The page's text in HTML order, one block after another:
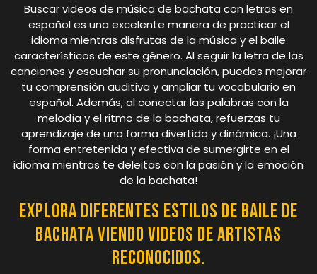
Buscar videos de música de bachata con letras en
español es una excelente manera de practicar el
idioma mientras disfrutas de la música y el baile
característicos de este género. Al seguir la letra de las
canciones y escuchar su pronunciación, puedes mejorar
tu comprensión auditiva y ampliar tu vocabulario en
español. Además, al conectar las palabras con la
melodía y el ritmo de la bachata, refuerzas tu
aprendizaje de una forma divertida y dinámica. ¡Una
forma entretenida y efectiva de sumergirte en el
idioma mientras te deleitas con la pasión y la emoción
de la bachata!
Explora diferentes estilos de baile de
bachata viendo videos de artistas
reconocidos.